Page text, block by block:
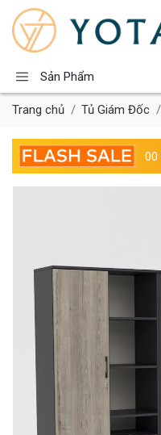
Sản Phẩm
Trang chủ Tủ Giám Đốc
00